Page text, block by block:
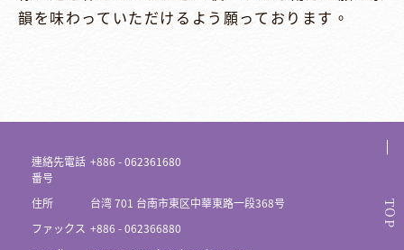
韻を味わっていただけるよう願っております。
TOP
連絡先電話
番号
+886 - 062361680
住所
台湾 701 台南市東区中華東路一段368号
ファックス +886 - 062366880